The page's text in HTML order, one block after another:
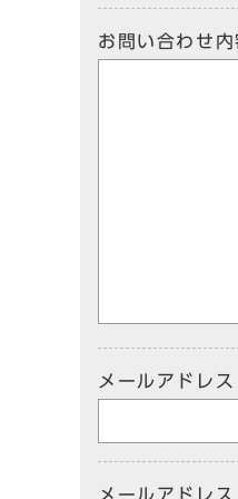
お問い合わせ内
メールアドレス
メールアドレ